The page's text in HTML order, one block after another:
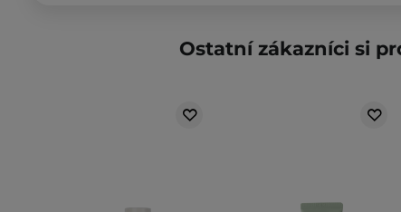
Ostatní zákazníci si